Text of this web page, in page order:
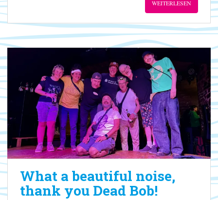
WEITERLESEN
What a beautiful noise,
thank you Dead Bob!